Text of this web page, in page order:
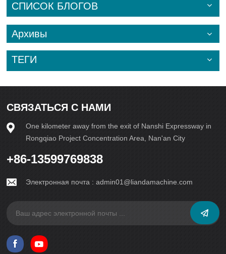
СПИСОК БЛОГОВ
Архивы
ТЕГИ
СВЯЗАТЬСЯ С НАМИ
One kilometer away from the exit of Nanshi Expressway in
Rongqiao Project Concentration Area, Nan'an City
+86-13599769838
Электронная почта :admin01@liandamachine.com